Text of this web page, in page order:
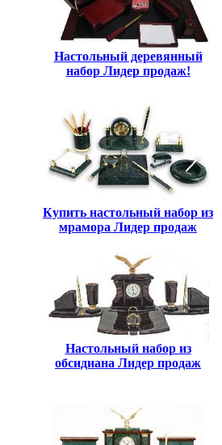
Настольный деревянный
набор Лидер продаж!
Купить настольный набор из
мрамора Лидер продаж
Настольный набор из
обсидиана Лидер продаж